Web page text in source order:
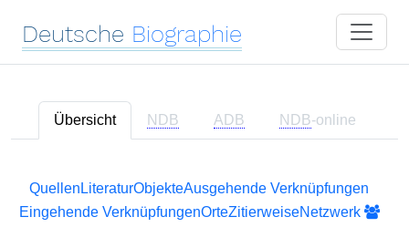
Deutsche Biographie
Übersicht NDB ADB NDB-online
Quellen LiteraturObjekteAusgehende Verknüpfungen
Eingehende VerknüpfungenOrteZitierweiseNetzwerk